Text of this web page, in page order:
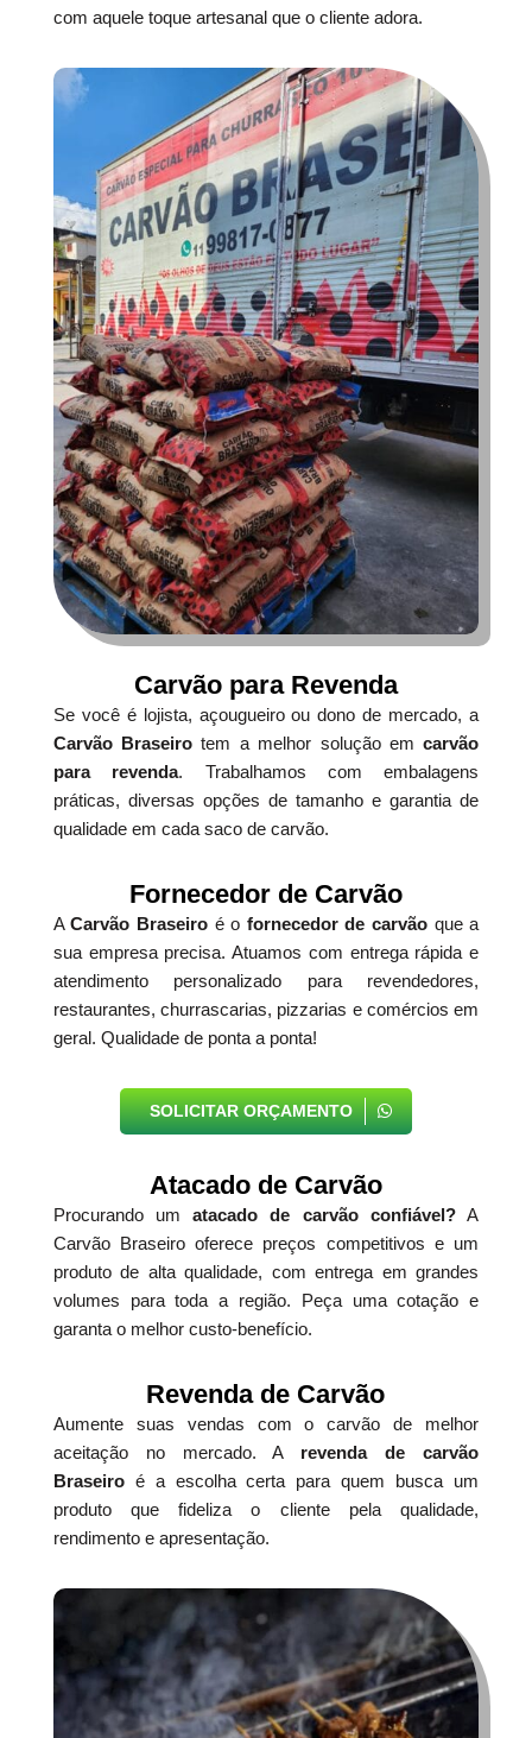
com aquele toque artesanal que o cliente adora.
Carvão para Revenda
Se você é lojista, açougueiro ou dono de mercado, a
Carvão Braseiro tem a melhor solução emcarvão
para revenda. Trabalhamos com embalagens
práticas, diversas opções de tamanho e garantia de
qualidade em cada saco de carvão.
Fornecedor de Carvão
ACarvão Braseiro é o fornecedor de carvão que a
sua empresa precisa. Atuamos com entrega rápida e
atendimento personalizado para revendedores,
restaurantes, churrascarias, pizzarias e comércios em
geral. Qualidade de ponta a ponta!
SOLICITAR ORÇAMENTO
Atacado de Carvão
Procurando umatacado de carvão confiável?A
Carvão Braseiro oferece preços competitivos e um
produto de alta qualidade, com entrega em grandes
volumes para toda a região. Peça uma cotação e
garanta o melhor custo-benefício.
Revenda de Carvão
Aumente suas vendas com o carvão de melhor
aceitação no mercado. A revenda de carvão
Braseiroé a escolha certa para quem busca um
produto que fideliza o cliente pela qualidade,
rendimento e apresentação.